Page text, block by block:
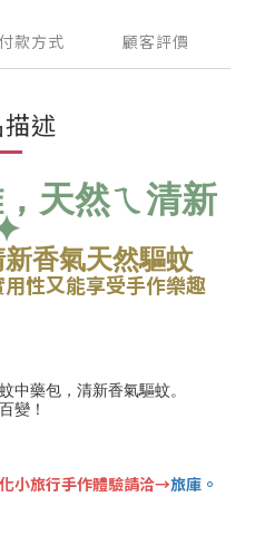
款方式 顧客評價
述
天然ㄟ清新
香氣天然驅蚊
性又能享受手作樂趣
中藥包，清新香氣驅蚊。
變！
小旅行手作體驗請洽→旅庫。